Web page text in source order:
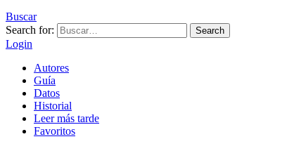
Buscar
Search for:
Search
Login
Autores
Guía
Datos
Historial
Leer más tarde
Favoritos